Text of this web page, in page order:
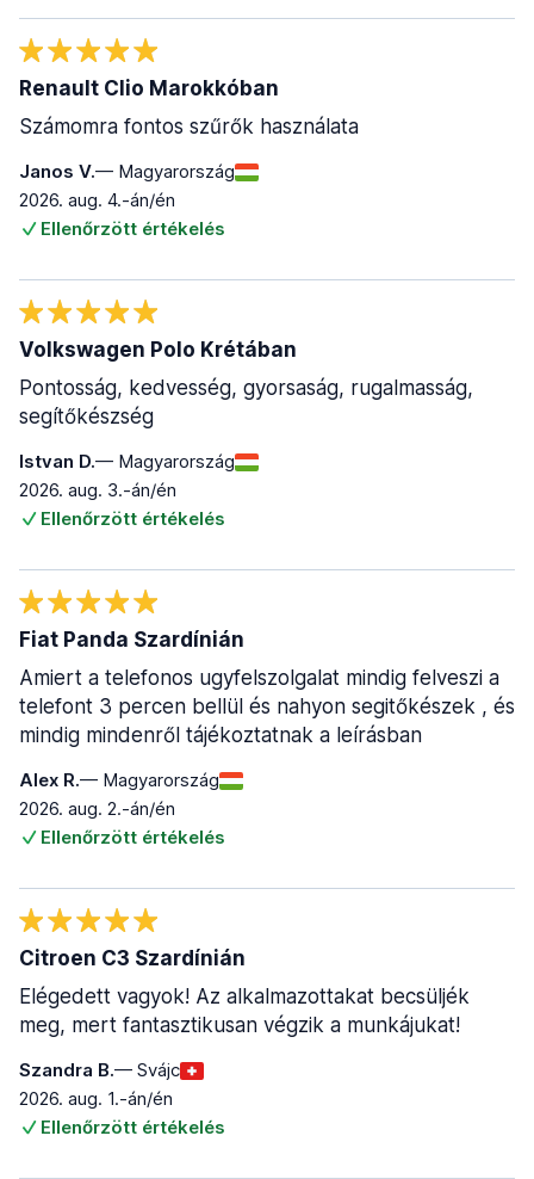
Janos V.— Magyarország
2026. aug. 4.-án/én
Ellenőrzött értékelés
Renault Clio Marokkóban
Számomra fontos szűrők használata
Istvan D.— Magyarország
2026. aug. 3.-án/én
Ellenőrzött értékelés
Volkswagen Polo Krétában
Pontosság, kedvesség, gyorsaság, rugalmasság,
segítőkészség
Alex R.— Magyarország
2026. aug. 2.-án/én
Ellenőrzött értékelés
Fiat Panda Szardínián
Amiert a telefonos ugyfelszolgalat mindig felveszi a
telefont 3 percen bellül és nahyon segitőkészek , és
mindig mindenről tájékoztatnak a leírásban
Szandra B.— Svájc
2026. aug. 1.-án/én
Ellenőrzött értékelés
Citroen C3 Szardínián
Elégedett vagyok! Az alkalmazottakat becsüljék
meg, mert fantasztikusan végzik a munkájukat!